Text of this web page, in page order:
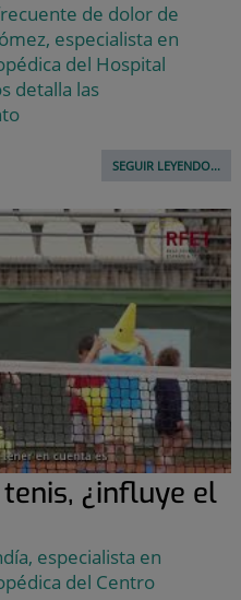
de dolor de
especialista en
del Hospital
detalla las
SEGUIR LEYENDO...
¿influye el
especialista en
del Centro